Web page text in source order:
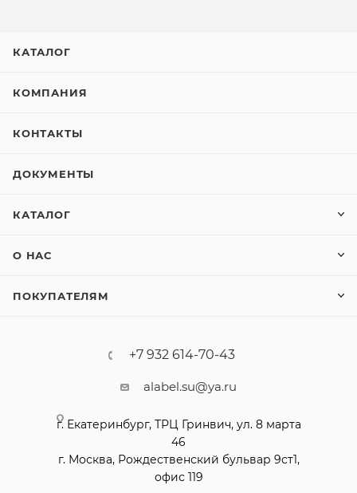
КАТАЛОГ
КОМПАНИЯ
КОНТАКТЫ
ДОКУМЕНТЫ
КАТАЛОГ
О НАС
ПОКУПАТЕЛЯМ
+7 932 614-70-43
alabel.su@ya.ru